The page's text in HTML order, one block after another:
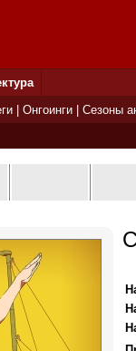
Онгоинги
Сезоны